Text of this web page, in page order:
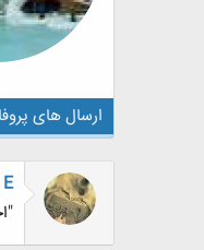
ارسال های